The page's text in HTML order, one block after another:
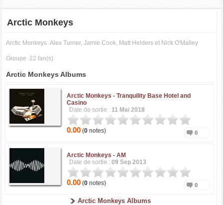
Arctic Monkeys
Arctic Monkeys Alex Turner, Jamie Cook, Matt Helders et Nick O'Malley
Groupe 22 fan(s)
Arctic Monkeys Albums
Arctic Monkeys -Tranquility Base Hotel and
Casino
Date de sortie : 11 Mai 2018
0.00 (0 notes) 0
Arctic Monkeys -AM
Date de sortie :09 Sep 2013
0.00 (0 notes) 0
Arctic Monkeys Albums